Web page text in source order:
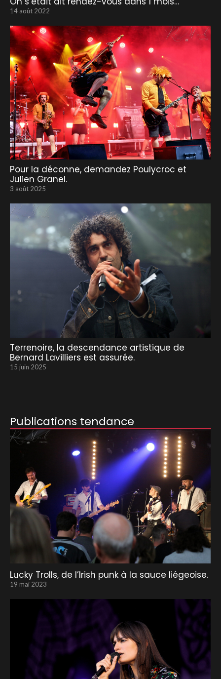
14 août 2022
Pour la déconne, demandez Poulycroc et
Julien Granel.
3 août 2025
Terrenoire, la descendance artistique de
Bernard Lavilliers est assurée.
15 juin 2025
Publications tendance
Lucky Trolls, de l’Irish punk à la sauce liégeoise.
19 mai 2023